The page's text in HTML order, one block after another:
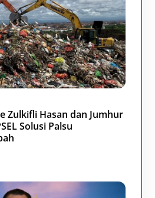
Zulkifli Hasan dan Jumhur
Solusi Palsu